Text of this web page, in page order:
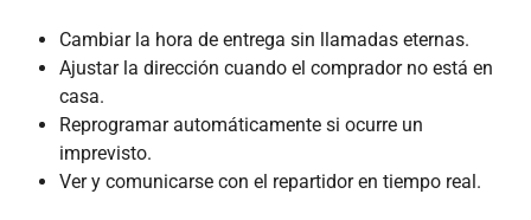
Cambiar la hora de entrega sin llamadas eternas.
Ajustar la dirección cuando el comprador no está en
casa.
Reprogramar automáticamente si ocurre un
imprevisto.
Ver y comunicarse con el repartidor en tiempo real.